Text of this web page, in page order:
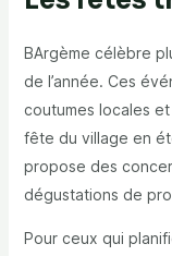
BArgème célèbre
de l’année. Ces
coutumes locales
fête du village en
propose des
dégustations de
Pour ceux qui